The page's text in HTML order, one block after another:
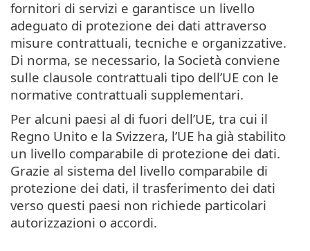
fornitori di servizi e garantisce un livello
adeguato di protezione dei dati attraverso
misure contrattuali, tecniche e organizzative.
Di norma, se necessario, la Società conviene
sulle clausole contrattuali tipo dell’UE con le
normative contrattuali supplementari.
Per alcuni paesi al di fuori dell’UE, tra cui il
Regno Unito e la Svizzera, l’UE ha già stabilito
un livello comparabile di protezione dei dati.
Grazie al sistema del livello comparabile di
protezione dei dati, il trasferimento dei dati
verso questi paesi non richiede particolari
autorizzazioni o accordi.